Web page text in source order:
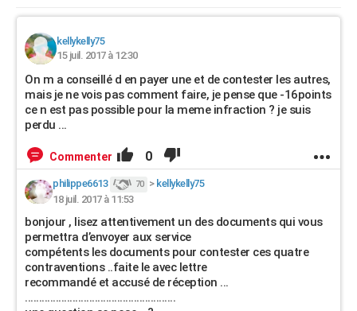
kellykelly75
15 juil. 2017 à 12:30
On m a conseillé d en payer une et de contester les autres,
mais je ne vois pas comment faire, je pense que -16points
ce n est pas possible pour la meme infraction ? je suis
perdu ...
Commenter 0
philippe6613 70 > kellykelly75
18 juil. 2017 à 11:53
bonjour , lisez attentivement un des documents qui vous
permettra d’envoyer aux service
compétents les documents pour contester ces quatre
contraventions ..faite le avec lettre
recommandé et accusé de réception ...
......................................................